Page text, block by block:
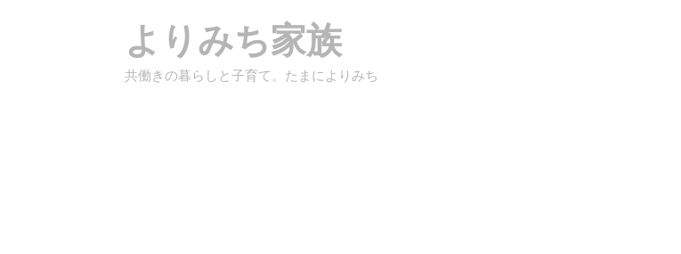
よりみち家族
共働きの暮らしと子育て。たまによりみち